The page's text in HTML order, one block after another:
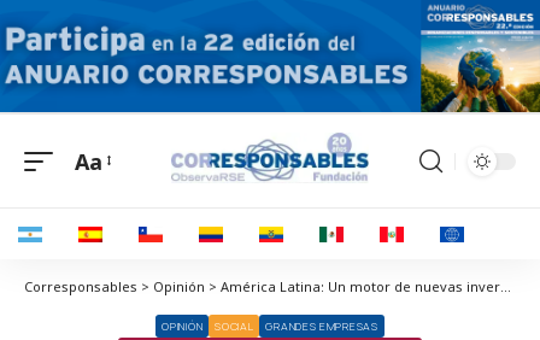
Aa
Corresponsables > Opinión > América Latina: Un motor de nuevas inversiones en infraestructura digital
OPINIÓN SOCIAL
GRANDES EMPRESAS